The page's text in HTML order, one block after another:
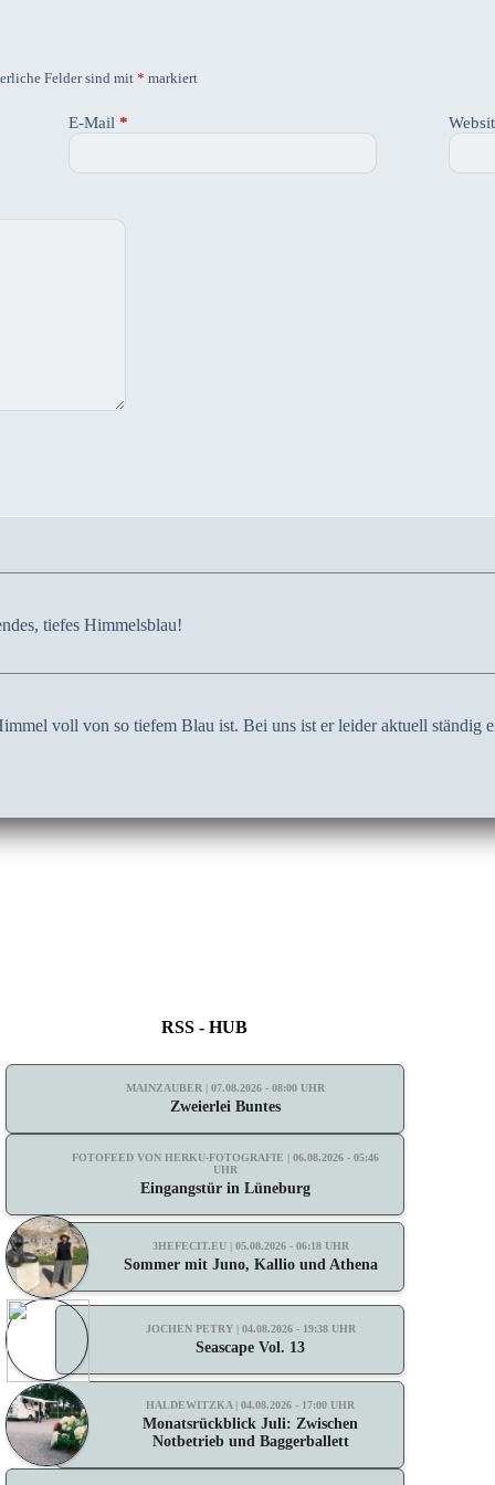
Felder sind mit * markiert
E-Mail*
tiefes Himmelsblau!
voll von so tiefem Blau ist. Bei uns ist er leider aktuell ständig
RSS - HUB
MAINZAUBER | 07.08.2026 - 08:00 UHR
Zweierlei Buntes
FOTOFEED VON HERKU-FOTOGRAFIE | 06.08.2026 - 05:46
UHR
Eingangstür in Lüneburg
3HEFECIT.EU | 05.08.2026 - 06:18 UHR
Sommer mit Juno, Kallio und Athena
JOCHEN PETRY | 04.08.2026 - 19:38 UHR
Seascape Vol. 13
HALDEWITZKA | 04.08.2026 - 17:00 UHR
Monatsrückblick Juli: Zwischen
Notbetrieb und Baggerballett